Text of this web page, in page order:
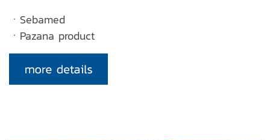
ㆍSebamed
ㆍPazana product